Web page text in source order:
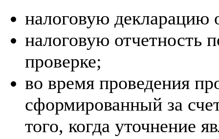
налоговую декларацию
налоговую отчетность
проверке;
во время проведения
сформированный за
того, когда уточнение